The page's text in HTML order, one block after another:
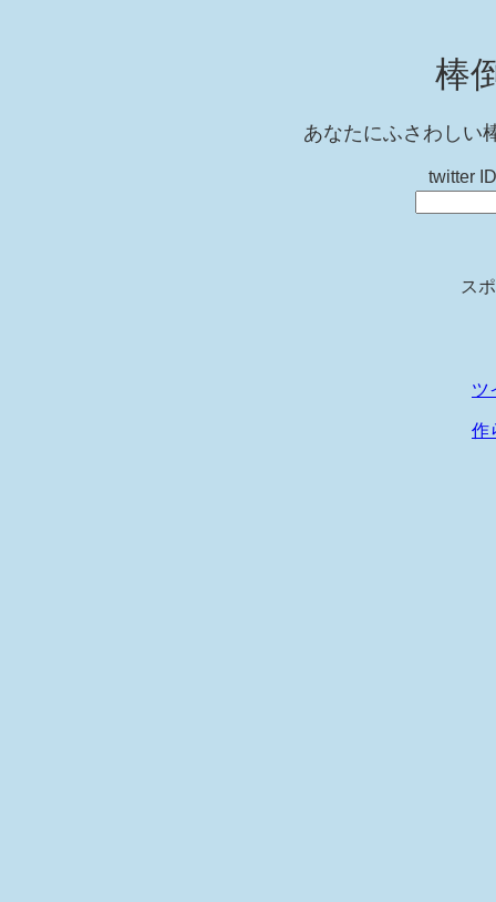
棒
あなたにふさわしい
twitter
ス
ツ
作